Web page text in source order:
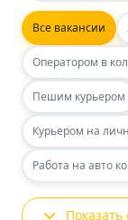
Все вакансии
Оператором в
Пешим курьером
Курьером на
Работа на авто